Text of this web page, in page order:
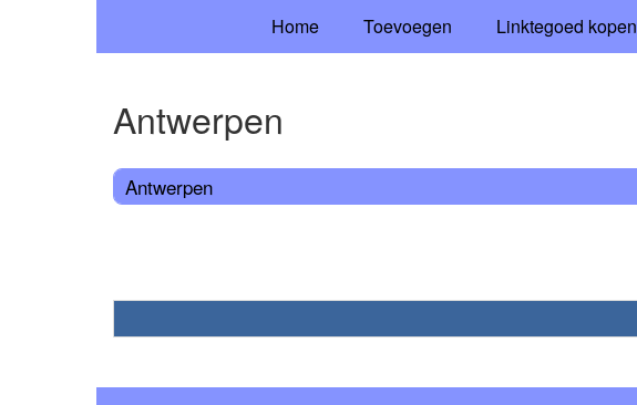
Home Toevoegen Linktegoed kopen
Antwerpen
Antwerpen